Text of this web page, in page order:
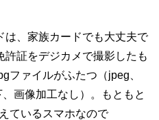
は、家族カードでも大丈夫で
証をデジカメで撮影したも
ファイルがふたつ（jpeg、
画像加工なし）。もともと
ているスマホなので